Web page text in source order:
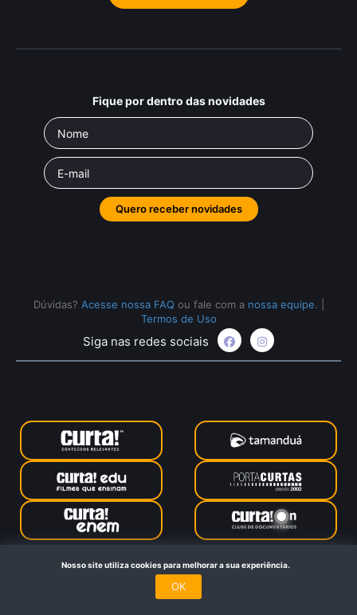
Fique por dentro das novidades
Quero receber novidades
Dúvidas? Acesse nossa FAQ ou fale com a nossa equipe.
Termos de Uso
Siga nas redes sociais
Curta Educação © 2024. Todos os direitos reservados. Feito
no Rio de Janeiro
Nosso site utiliza cookies para melhorar a sua experiência.
OK